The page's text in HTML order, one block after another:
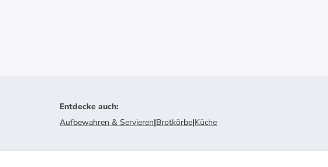
Entdecke auch:
Aufbewahren & Servieren|Brotkörbe|Küche